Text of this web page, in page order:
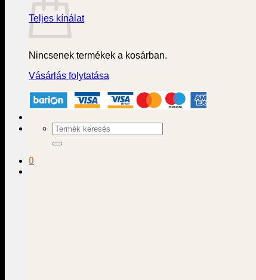
Nincsenek termékek a kosárban.
Vásárlás folytatása
Keresés
a
következőre:
0
Teljes kínálat